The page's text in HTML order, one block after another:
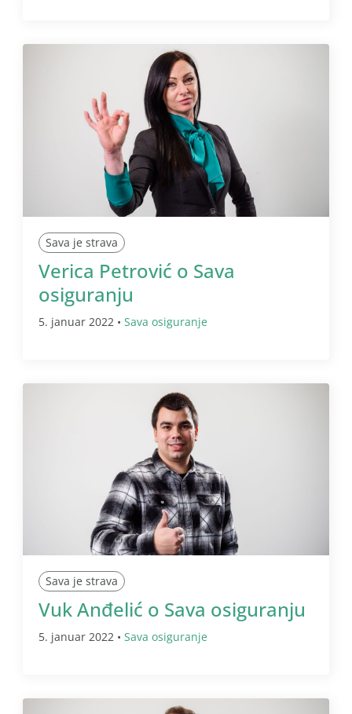
Sava je strava
Verica Petrović o Sava
osiguranju
5. januar 2022 • Sava osiguranje
Sava je strava
Vuk Anđelić o Sava osiguranju
5. januar 2022 • Sava osiguranje